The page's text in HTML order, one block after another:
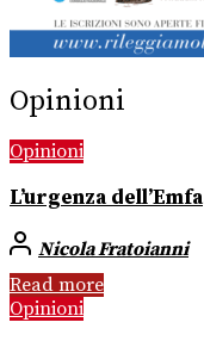
Opinioni
Opinioni
L’urgenza dell’Emfa
Nicola Fratoianni
Read more
Opinioni